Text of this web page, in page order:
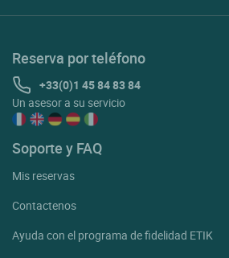
Reserva por teléfono
+33(0)1 45 84 83 84
Un asesor a su servicio
Soporte y FAQ
Mis reservas
Contactenos
Ayuda con el programa de fidelidad ETIK